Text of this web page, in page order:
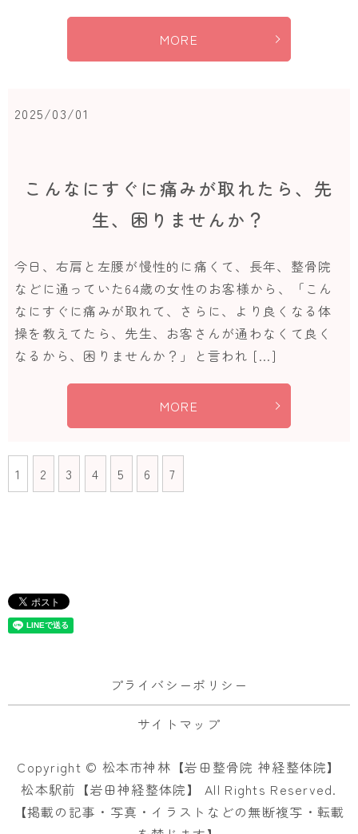
MORE
2025/03/01
こんなにすぐに痛みが取れたら、先
生、困りませんか？
今日、右肩と左腰が慢性的に痛くて、長年、整骨院
などに通っていた64歳の女性のお客様から、「こん
なにすぐに痛みが取れて、さらに、より良くなる体
操を教えてたら、先生、お客さんが通わなくて良く
なるから、困りませんか？」と言われ […]
MORE
1 2 3 4 5 6 7
プライバシーポリシー
サイトマップ
Copyright © 松本市神林【岩田整骨院 神経整体院】
松本駅前【岩田神経整体院】 All Rights Reserved.
【掲載の記事・写真・イラストなどの無断複写・転載